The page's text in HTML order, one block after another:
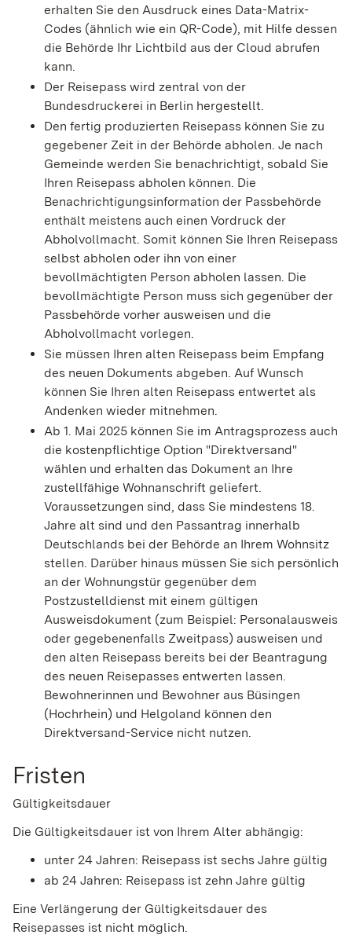
erhalten Sie den Ausdruck eines Data-Matrix-
Codes (ähnlich wie ein QR-Code), mit Hilfe dessen
die Behörde Ihr Lichtbild aus der Cloud abrufen
kann.
Der Reisepass wird zentral von der
Bundesdruckerei in Berlin hergestellt.
Den fertig produzierten Reisepass können Sie zu
gegebener Zeit in der Behörde abholen. Je nach
Gemeinde werden Sie benachrichtigt, sobald Sie
Ihren Reisepass abholen können. Die
Benachrichtigungsinformation der Passbehörde
enthält meistens auch einen Vordruck der
Abholvollmacht. Somit können Sie Ihren Reisepass
selbst abholen oder ihn von einer
bevollmächtigten Person abholen lassen. Die
bevollmächtigte Person muss sich gegenüber der
Passbehörde vorher ausweisen und die
Abholvollmacht vorlegen.
Sie müssen Ihren alten Reisepass beim Empfang
des neuen Dokuments abgeben. Auf Wunsch
können Sie Ihren alten Reisepass entwertet als
Andenken wieder mitnehmen.
Ab 1. Mai 2025 können Sie im Antragsprozess auch
die kostenpflichtige Option "Direktversand"
wählen und erhalten das Dokument an Ihre
zustellfähige Wohnanschrift geliefert.
Voraussetzungen sind, dass Sie mindestens 18.
Jahre alt sind und den Passantrag innerhalb
Deutschlands bei der Behörde an Ihrem Wohnsitz
stellen. Darüber hinaus müssen Sie sich persönlich
an der Wohnungstür gegenüber dem
Postzustelldienst mit einem gültigen
Ausweisdokument (zum Beispiel: Personalausweis
oder gegebenenfalls Zweitpass) ausweisen und
den alten Reisepass bereits bei der Beantragung
des neuen Reisepasses entwerten lassen.
Bewohnerinnen und Bewohner aus Büsingen
(Hochrhein) und Helgoland können den
Direktversand-Service nicht nutzen.
Fristen
Gültigkeitsdauer
Die Gültigkeitsdauer ist von Ihrem Alter abhängig:
unter 24 Jahren: Reisepass ist sechs Jahre gültig
ab 24 Jahren: Reisepass ist zehn Jahre gültig
Eine Verlängerung der Gültigkeitsdauer des
Reisepasses ist nicht möglich.